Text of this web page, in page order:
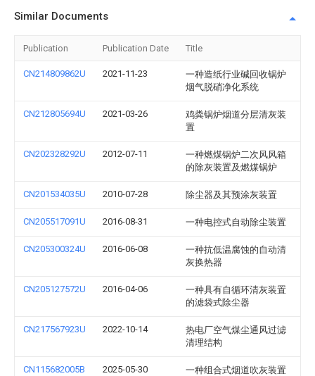
Similar Documents
Publication Publication Date Title
CN214809862U 2021-11-23
一种造纸行业碱回收锅炉
烟气脱硝净化系统
CN212805694U 2021-03-26
鸡粪锅炉烟道分层清灰装
置
CN202328292U 2012-07-11
一种燃煤锅炉二次风风箱
的除灰装置及燃煤锅炉
CN201534035U 2010-07-28 除尘器及其预涂灰装置
CN205517091U 2016-08-31 一种电控式自动除尘装置
CN205300324U 2016-06-08
一种抗低温腐蚀的自动清
灰换热器
CN205127572U 2016-04-06
一种具有自循环清灰装置
的滤袋式除尘器
CN217567923U 2022-10-14
热电厂空气煤尘通风过滤
清理结构
CN115682005B 2025-05-30
一种组合式烟道吹灰装置